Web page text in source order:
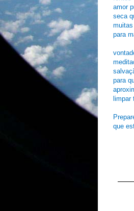
amor
seca
para
para
que